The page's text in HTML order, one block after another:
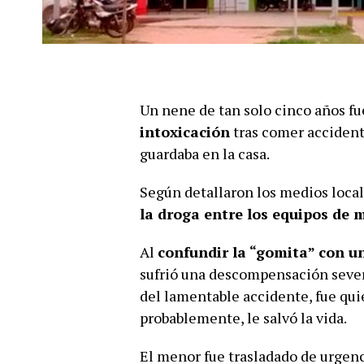
Un nene de tan solo cinco años
intoxicacióntras comer
guardaba en la casa.
Según detallaron los medios
la droga entre los equipos de
Al confundir la “gomita” con
sufrió una descompensación
del lamentable accidente, fue
probablemente, le salvó la vida.
El menor fue trasladado de